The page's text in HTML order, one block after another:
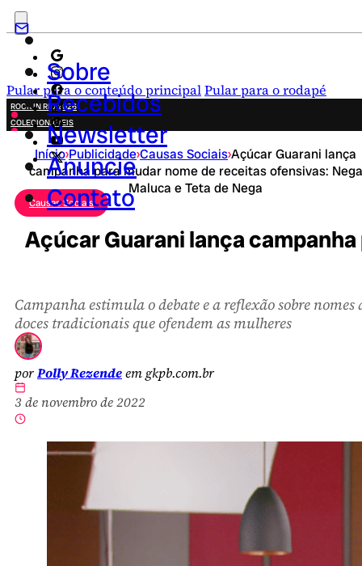
Pular para o conteúdo principalPular para o rodapé
Sobre
Recebidos
Newsletter
Anuncie
Contato
ROCK IN RIO 2026
COLECIONÁVEIS
FESTA JUNINA
NOVIDADES
CAMPANHAS CRIATIVAS
Início›Publicidade›Causas Sociais›Açúcar Guarani lança
campanha para mudar nome de receitas ofensivas: Nega
Maluca e Teta de Nega
Causas Sociais
Açúcar Guarani lança
Campanha estimula o debate e a reflexão sobre nomes
doces tradicionais que ofendem as mulheres
porPolly Rezendeem gkpb.com.br
3 de novembro de 2022